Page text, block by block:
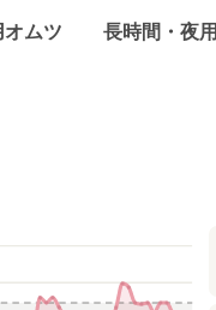
ムツ 長時間・夜用